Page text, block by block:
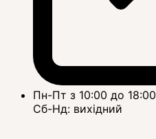
Пн-Пт з 10:00 до 18:00
Сб-Нд: вихідний